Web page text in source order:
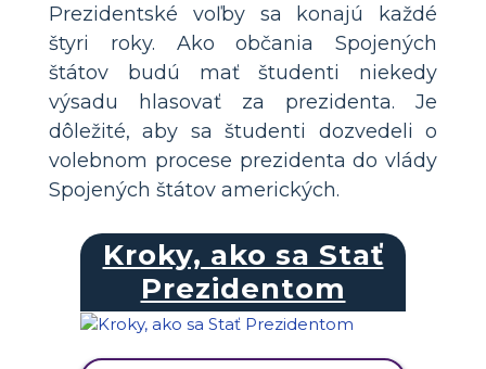
Prezidentské voľby sa konajú každé
štyri roky. Ako občania Spojených
štátov budú mať študenti niekedy
výsadu hlasovať za prezidenta. Je
dôležité, aby sa študenti dozvedeli o
volebnom procese prezidenta do vlády
Spojených štátov amerických.
Kroky, ako sa Stať
Prezidentom